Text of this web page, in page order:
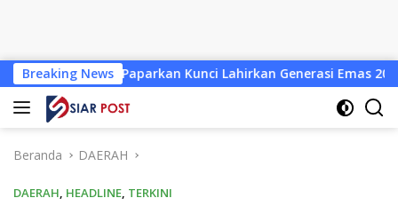
Langsung
ke
konten
Breaking News
Kunci Lahirkan Generasi Emas 2045 Atlet
Beranda DAERAH
DAERAH, HEADLINE, TERKINI